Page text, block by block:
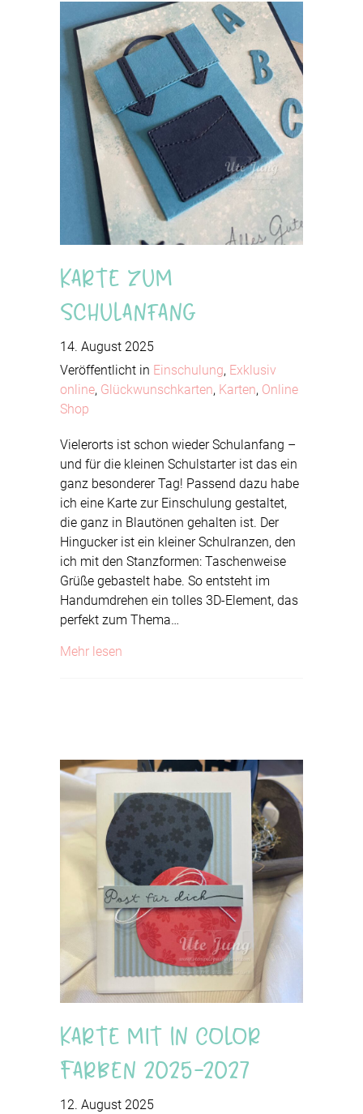
Karte zum
Schulanfang
14. August 2025
Veröffentlicht in Einschulung, Exklusiv
online, Glückwunschkarten, Karten, Online
Shop
Vielerorts ist schon wieder Schulanfang –
und für die kleinen Schulstarter ist das ein
ganz besonderer Tag! Passend dazu habe
ich eine Karte zur Einschulung gestaltet,
die ganz in Blautönen gehalten ist. Der
Hingucker ist ein kleiner Schulranzen, den
ich mit den Stanzformen: Taschenweise
Grüße gebastelt habe. So entsteht im
Handumdrehen ein tolles 3D-Element, das
perfekt zum Thema…
Mehr lesen
Karte mit In Color
Farben 2025-2027
12. August 2025